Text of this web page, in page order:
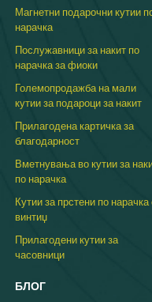
Освен
од
Избор
на
На
Магнетни подарочни кутии
нарачка
Послужавници за накит по
нарачка за фиоки
Големопродажба на мали
кутии за подароци за накит
Прилагодена картичка за
благодарност
Вметнувања во кутии за
по нарачка
Кутии за прстени по нарачка
винтиџ
Прилагодени кутии за
часовници
БЛОГ